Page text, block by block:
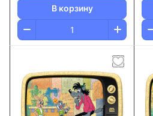
В корзину